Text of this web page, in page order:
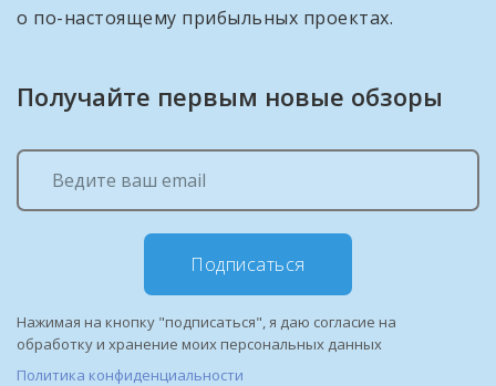
о по-настоящему прибыльных проектах.
Получайте первым новые обзоры
Подписаться
Нажимая на кнопку "подписаться", я даю согласие на
обработку и хранение моих персональных данных
Политика конфиденциальности